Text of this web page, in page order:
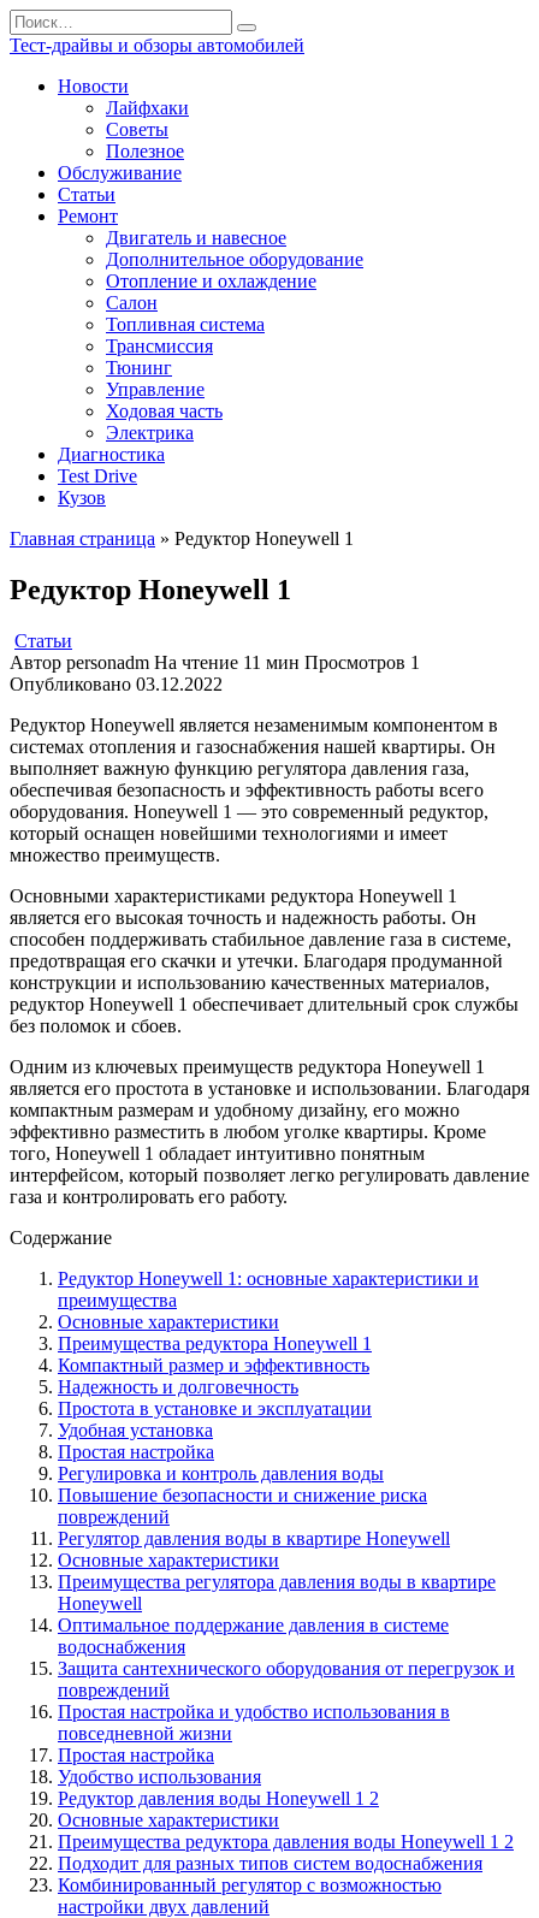
Перейти
к
содержанию
Search
for:
Тест-драйвы и обзоры автомобилей
Новости
Лайфхаки
Советы
Полезное
Обслуживание
Статьи
Ремонт
Двигатель и навесное
Дополнительное оборудование
Отопление и охлаждение
Салон
Топливная система
Трансмиссия
Тюнинг
Управление
Ходовая часть
Электрика
Диагностика
Test Drive
Кузов
Главная страница » Редуктор Honeywell 1
Редуктор Honeywell 1
Статьи
Автор personadm На чтение 11 мин Просмотров 1
Опубликовано 03.12.2022
Редуктор Honeywell является незаменимым компонентом в
системах отопления и газоснабжения нашей квартиры. Он
выполняет важную функцию регулятора давления газа,
обеспечивая безопасность и эффективность работы всего
оборудования. Honeywell 1 — это современный редуктор,
который оснащен новейшими технологиями и имеет
множество преимуществ.
Основными характеристиками редуктора Honeywell 1
является его высокая точность и надежность работы. Он
способен поддерживать стабильное давление газа в системе,
предотвращая его скачки и утечки. Благодаря продуманной
конструкции и использованию качественных материалов,
редуктор Honeywell 1 обеспечивает длительный срок службы
без поломок и сбоев.
Одним из ключевых преимуществ редуктора Honeywell 1
является его простота в установке и использовании. Благодаря
компактным размерам и удобному дизайну, его можно
эффективно разместить в любом уголке квартиры. Кроме
того, Honeywell 1 обладает интуитивно понятным
интерфейсом, который позволяет легко регулировать давление
газа и контролировать его работу.
Содержание
Редуктор Honeywell 1: основные характеристики и
преимущества
Основные характеристики
Преимущества редуктора Honeywell 1
Компактный размер и эффективность
Надежность и долговечность
Простота в установке и эксплуатации
Удобная установка
Простая настройка
Регулировка и контроль давления воды
Повышение безопасности и снижение риска
повреждений
Регулятор давления воды в квартире Honeywell
Основные характеристики
Преимущества регулятора давления воды в квартире
Honeywell
Оптимальное поддержание давления в системе
водоснабжения
Защита сантехнического оборудования от перегрузок и
повреждений
Простая настройка и удобство использования в
повседневной жизни
Простая настройка
Удобство использования
Редуктор давления воды Honeywell 1 2
Основные характеристики
Преимущества редуктора давления воды Honeywell 1 2
Подходит для разных типов систем водоснабжения
Комбинированный регулятор с возможностью
настройки двух давлений